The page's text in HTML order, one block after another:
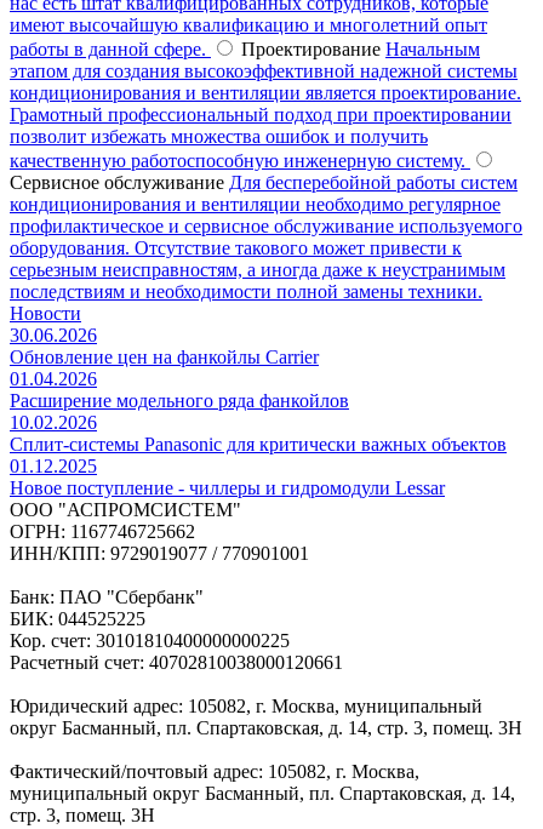
имеют высочайшую квалификацию и многолетний опыт
работы в данной сфере.
Проектирование Начальным
этапом для создания высокоэффективной надежной системы
кондиционирования и вентиляции является проектирование.
Грамотный профессиональный подход при проектировании
позволит избежать множества ошибок и получить
качественную работоспособную инженерную систему.
Сервисное обслуживание Для бесперебойной работы систем
кондиционирования и вентиляции необходимо регулярное
профилактическое и сервисное обслуживание используемого
оборудования. Отсутствие такового может привести к
серьезным неисправностям, а иногда даже к неустранимым
последствиям и необходимости полной замены техники.
Новости
30.06.2026
Обновление цен на фанкойлы Carrier
01.04.2026
Расширение модельного ряда фанкойлов
10.02.2026
Сплит-системы Panasonic для критически важных объектов
01.12.2025
Новое поступление - чиллеры и гидромодули Lessar
ООО "АСПРОМСИСТЕМ"
ОГРН: 1167746725662
ИНН/КПП: 9729019077 / 770901001
Банк: ПАО "Сбербанк"
БИК: 044525225
Кор. счет: 30101810400000000225
Расчетный счет: 40702810038000120661
Юридический адрес: 105082, г. Москва, муниципальный
округ Басманный, пл. Спартаковская, д. 14, стр. 3, помещ. 3Н
Фактический/почтовый адрес: 105082, г. Москва,
муниципальный округ Басманный, пл. Спартаковская, д. 14,
стр. 3, помещ. 3Н